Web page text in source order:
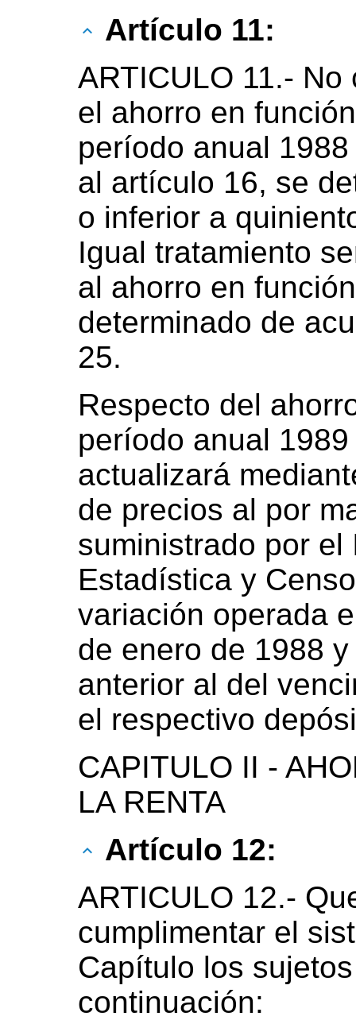
Artículo 11:
ARTICULO 11.-
el ahorro en
período anual
al artículo 16, se
o inferior a
Igual tratamiento
al ahorro en
determinado de
25.
Respecto del
período anual
actualizará
de precios al por
suministrado por
Estadística y
variación operada
de enero de 1988
anterior al del
el respectivo
CAPITULO II -
LA RENTA
Artículo 12:
ARTICULO 12.-
cumplimentar el
Capítulo los
continuación: